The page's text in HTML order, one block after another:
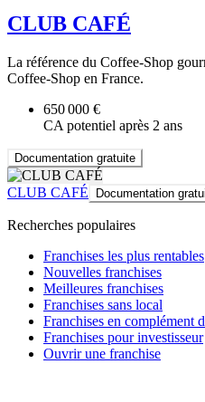
CLUB CAFÉ
La référence du Coffee-Shop
Coffee-Shop en France.
650 000 €
CA potentiel après 2 ans
Documentation gratuite
CLUB CAFÉ Documentation
Recherches populaires
Franchises les plus rentables
Nouvelles franchises
Meilleures franchises
Franchises sans local
Franchises en complément
Franchises pour investisseur
Ouvrir une franchise